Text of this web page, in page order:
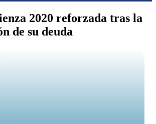
2020 reforzada tras la
de su deuda